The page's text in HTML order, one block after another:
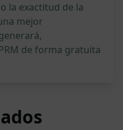
la exactitud de la
mejor
de forma gratuita